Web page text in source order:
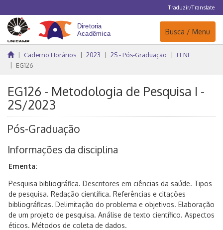
Traduzir/Translate
Navegação
Busca / Menu
Caderno Horários 2023 2S - Pós-Graduação
FENF
EG126
EG126 - Metodologia de Pesquisa I -
2S/2023
Pós-Graduação
Informações da disciplina
Ementa:
Pesquisa bibliográfica. Descritores em ciências da saúde. Tipos
de pesquisa. Redação científica. Referências e citações
bibliográficas. Delimitação do problema e objetivos. Elaboração
de um projeto de pesquisa. Análise de texto científico. Aspectos
éticos. Métodos de coleta de dados.